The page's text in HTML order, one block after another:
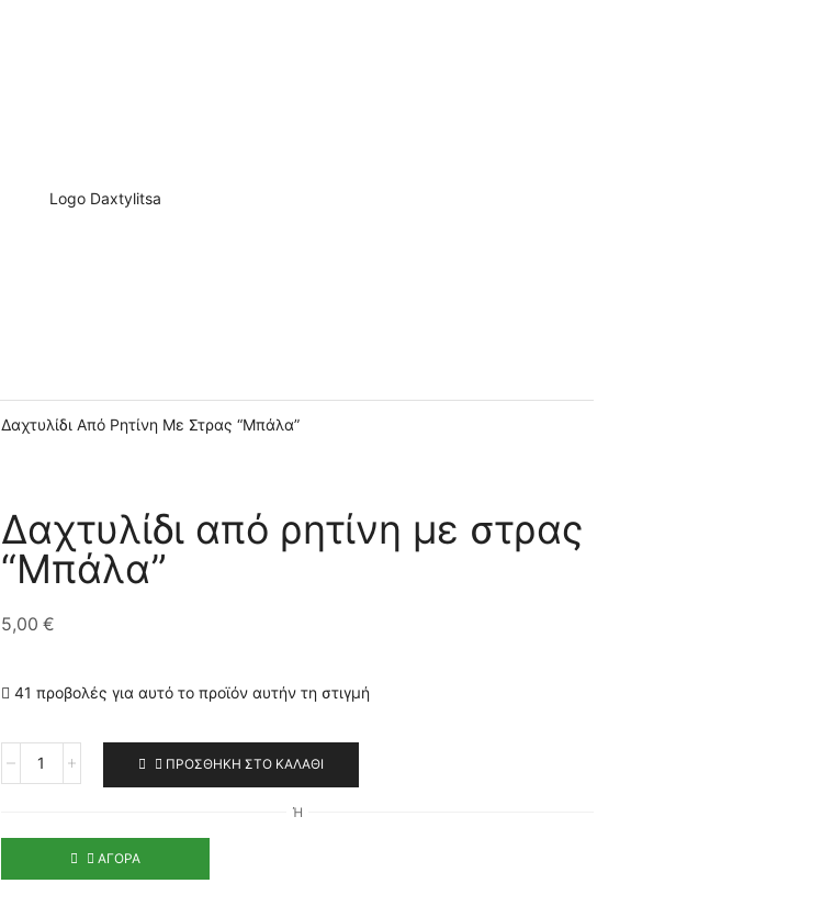
Δαχτυλίδι Από Ρητίνη Με Στρας “Μπάλα”
Δαχτυλίδι από ρητίνη με στρας
“Μπάλα”
5,00 €
41 προβολές για αυτό το προϊόν αυτήν τη στιγμή
ΠΡΟΣΘΉΚΗ ΣΤΟ ΚΑΛΆΘΙ
Ή
ΑΓΟΡΆ